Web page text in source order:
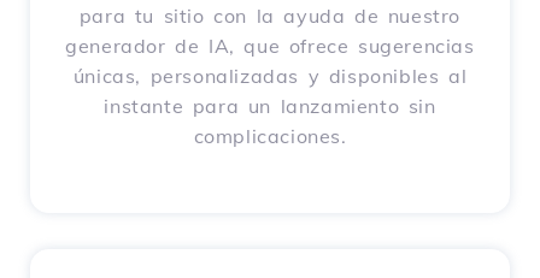
para tu sitio con la ayuda de nuestro
generador de IA, que ofrece sugerencias
únicas, personalizadas y disponibles al
instante para un lanzamiento sin
complicaciones.